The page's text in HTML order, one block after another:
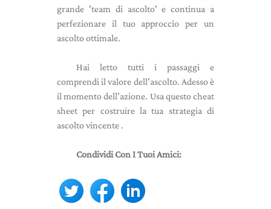
grande 'team di ascolto' e continua a
perfezionare il tuo approccio per un
ascolto ottimale.
Hai letto tutti i passaggi e
comprendi il valore dell'ascolto. Adesso è
il momento dell'azione. Usa questocheat
sheet per costruire la tua strategia di
ascolto vincente .
Condividi Con I Tuoi Amici: